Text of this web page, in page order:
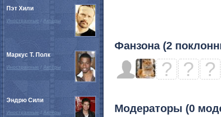
Фанзона (2
? ? ?
Модераторы (0
Пэт Хили
Иностранные / Актёры
Маркус Т. Полк
Иностранные / Актёры
Эндрю Сили
Иностранные / Актёры